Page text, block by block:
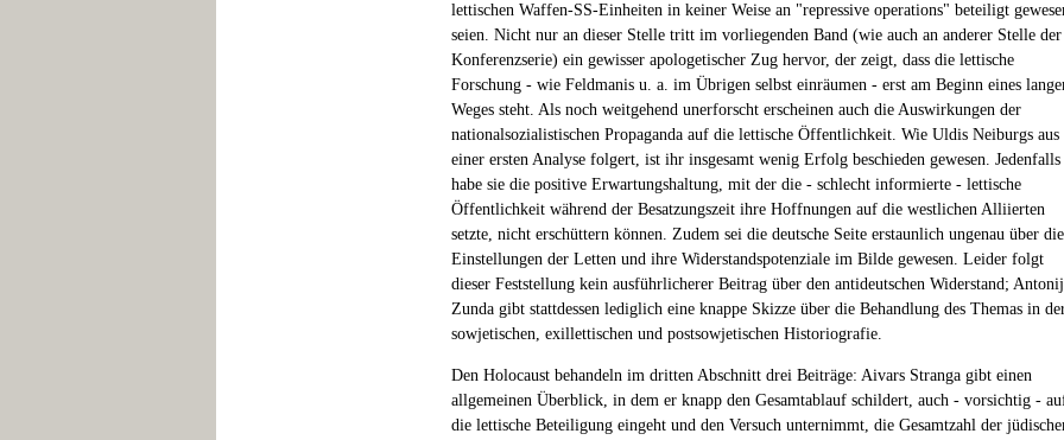
lettischen Waffen-SS-Einheiten in keiner Weise an "repressive operations" beteiligt
seien. Nicht nur an dieser Stelle tritt im vorliegenden Band (wie auch an anderer Stelle der
Konferenzserie) ein gewisser apologetischer Zug hervor, der zeigt, dass die lettische
Forschung - wie Feldmanis u. a. im Übrigen selbst einräumen - erst am Beginn eines
Weges steht. Als noch weitgehend unerforscht erscheinen auch die Auswirkungen der
nationalsozialistischen Propaganda auf die lettische Öffentlichkeit. Wie Uldis Neiburgs aus
einer ersten Analyse folgert, ist ihr insgesamt wenig Erfolg beschieden gewesen. Jedenfalls
habe sie die positive Erwartungshaltung, mit der die - schlecht informierte - lettische
Öffentlichkeit während der Besatzungszeit ihre Hoffnungen auf die westlichen Alliierten
setzte, nicht erschüttern können. Zudem sei die deutsche Seite erstaunlich ungenau über die
Einstellungen der Letten und ihre Widerstandspotenziale im Bilde gewesen. Leider folgt
dieser Feststellung kein ausführlicherer Beitrag über den antideutschen Widerstand;
Zunda gibt stattdessen lediglich eine knappe Skizze über die Behandlung des Themas in
sowjetischen, exillettischen und postsowjetischen Historiografie.
Den Holocaust behandeln im dritten Abschnitt drei Beiträge: Aivars Stranga gibt einen
allgemeinen Überblick, in dem er knapp den Gesamtablauf schildert, auch - vorsichtig -
die lettische Beteiligung eingeht und den Versuch unternimmt, die Gesamtzahl der